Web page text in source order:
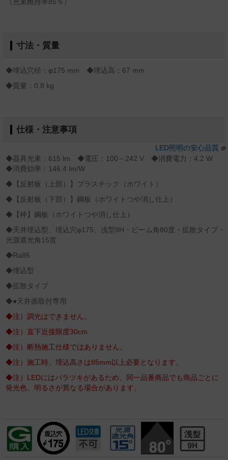
（光束維持率85％）
寸法・質量
◆埋込穴径：φ175 mm ◆埋込高：67 mm
◆質量：0.8 kg
仕様・注意事項
LED照明の安心品質
◆器具光束：615 lm ◆電圧：100～242 V ◆消費電力：4.2 W
◆消費効率：146.4 lm/W
◆【反射板（上部）】プラスチック（ホワイト）
◆【反射板（下部）】鋼板（ホワイトつや消し仕上）
◆【枠】鋼板（ホワイトつや消し仕上）
◆天井埋込型、埋込穴φ175、浅型9H・ビーム角80度・拡散タイプ・
光源遮光角15度
◆Ra85
◆埋込型
◆拡散タイプ
◆●天井面取付専用
◆注）調光はできません。
◆注）直下近接限度30cm
◆注）断熱施工仕様ではありません。
◆注）施工時、埋込高さは85mm以上必要となります。
◆注）LEDにはバラツキがあるため、同一品番商品でも商品ごとに
発光色、明るさが異なる場合があります。